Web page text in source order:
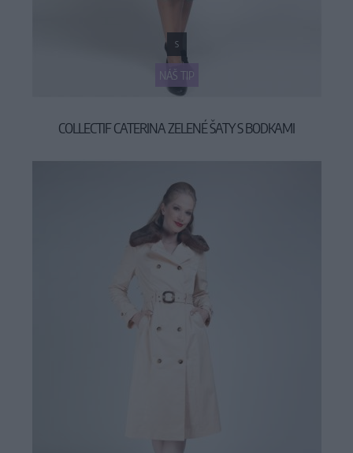
NÁŠ TIP
S
COLLECTIF CATERINA ZELENÉ ŠATY S BODKAMI